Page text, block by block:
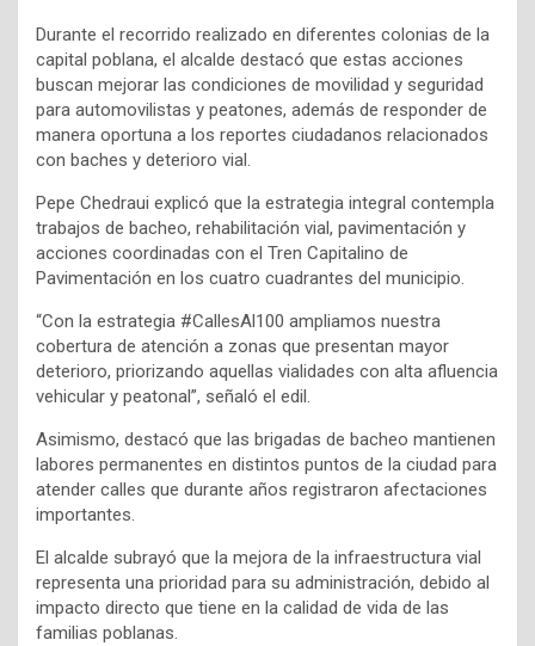
Durante el recorrido realizado en diferentes colonias de la
capital poblana, el alcalde destacó que estas acciones
buscan mejorar las condiciones de movilidad y seguridad
para automovilistas y peatones, además de responder de
manera oportuna a los reportes ciudadanos relacionados
con baches y deterioro vial.
Pepe Chedraui explicó que la estrategia integral contempla
trabajos de bacheo, rehabilitación vial, pavimentación y
acciones coordinadas con el Tren Capitalino de
Pavimentación en los cuatro cuadrantes del municipio.
“Con la estrategia #CallesAl100 ampliamos nuestra
cobertura de atención a zonas que presentan mayor
deterioro, priorizando aquellas vialidades con alta afluencia
vehicular y peatonal”, señaló el edil.
Asimismo, destacó que las brigadas de bacheo mantienen
labores permanentes en distintos puntos de la ciudad para
atender calles que durante años registraron afectaciones
importantes.
El alcalde subrayó que la mejora de la infraestructura vial
representa una prioridad para su administración, debido al
impacto directo que tiene en la calidad de vida de las
familias poblanas.